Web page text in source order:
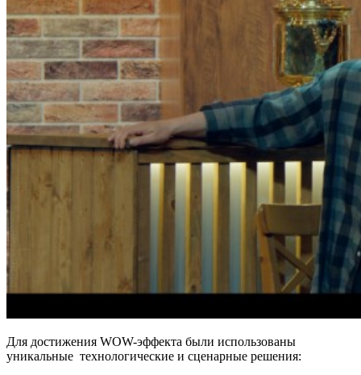
Для достижения WOW-эффекта были использованы
уникальные технологические и сценарные решения: